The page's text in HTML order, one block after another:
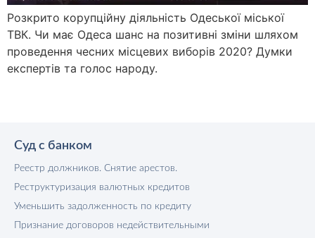
Розкрито корупційну діяльність Одеської міської
ТВК. Чи має Одеса шанс на позитивні зміни шляхом
проведення чесних місцевих виборів 2020? Думки
експертів та голос народу.
Суд с банком
Реестр должников. Снятие арестов.
Реструктуризация валютных кредитов
Уменьшить задолженность по кредиту
Признание договоров недействительными